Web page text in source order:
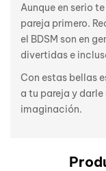
Aunque en serio
pareja primero.
el BDSM son en
divertidas e
Con estas bellas
a tu pareja y
imaginación.